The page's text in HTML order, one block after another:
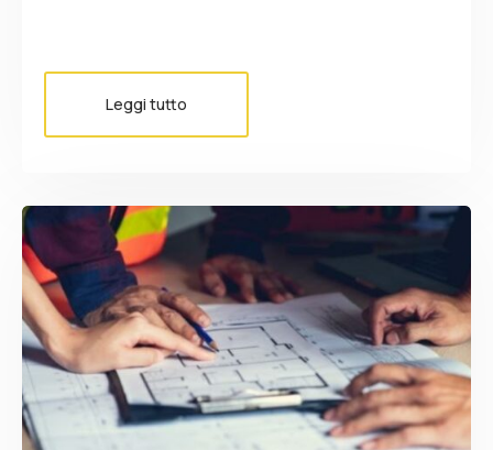
Leggi tutto